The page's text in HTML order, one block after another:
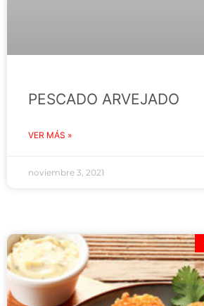
PESCADO ARVEJADO
VER MÁS »
noviembre 3, 2021